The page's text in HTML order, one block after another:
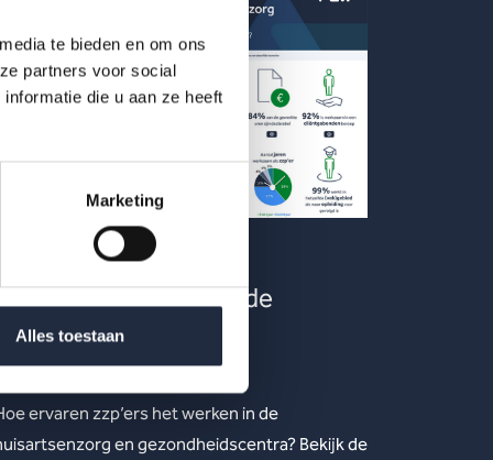
te bieden en om ons
partners voor social
die u aan ze heeft
Marketing
Alles toestaan
okt 2025
zzp’ers in de
en
ervaren zzp’ers het werken in de
en gezondheidscentra? Bekijk de